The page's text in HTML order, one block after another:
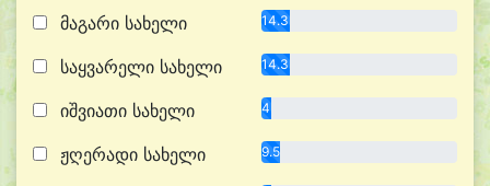
მაგარი სახელი 14.3%
საყვარელი სახელი 14.3%
იშვიათი სახელი 4.8%
ჟღერადი სახელი 9.5%